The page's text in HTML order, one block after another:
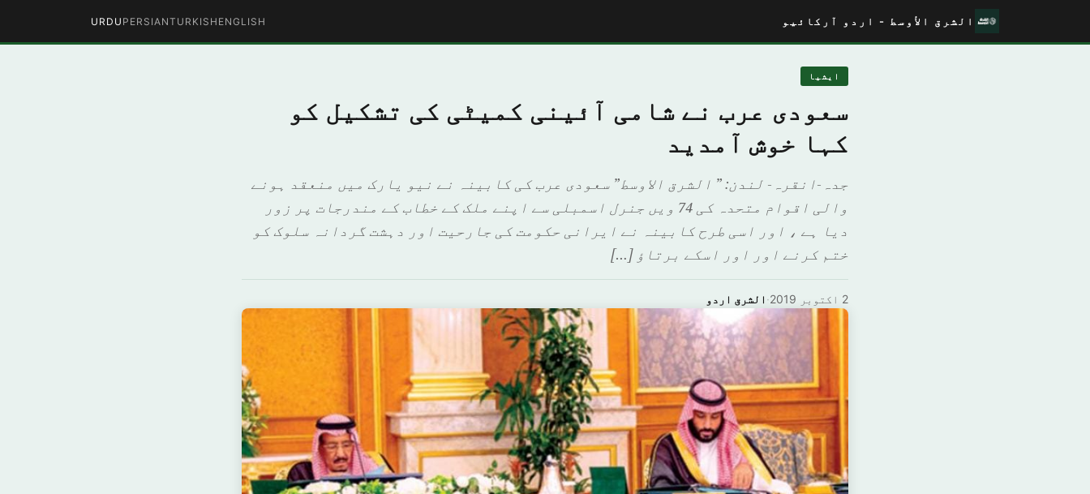
الشرق الأوسط - اردو آرکائیو ENGLISH
TURKISH
PERSIAN
URDU
ايشيا
سعودی عرب نے شامی آئینی کمیٹی کی تشکیل کو
کہا خوش آمدید
جدہ-انقرہ- لندن: ” الشرق الاوسط” سعودی عرب کی کابینہ نے نیو یارک میں منعقد ہونے
والی اقوام متحدہ کی 74 ویں جنرل اسمبلی سے اپنے ملک کے خطاب کے مندرجات پر زور
دیا ہے ، اور اسی طرح کابینہ نے ایرانی حکومت کی جارحیت اور دہشت گردانہ سلوک کو
ختم کرنے اور اور اسکے برتاؤ […]
الشرق اردو · 2 اکتوبر 2019